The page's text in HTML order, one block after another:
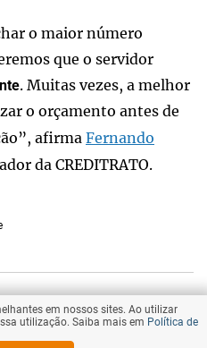
o maior número
que o servidor
. Muitas vezes, a melhor
o orçamento antes de
afirmaFernando
da CREDITRATO.
em nossos sites. Ao utilizar
utilização. Saiba mais em Política de